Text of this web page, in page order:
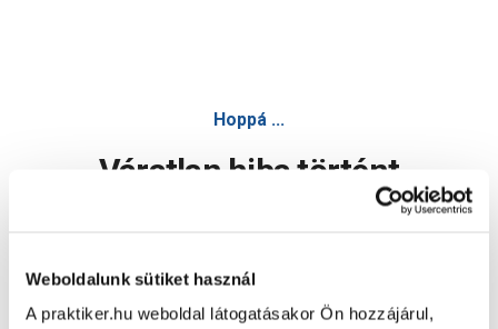
Weboldalunk sütiket használ
A praktiker.hu weboldal látogatásakor Ön hozzájárul,
Hoppá ...
Váratlan hiba történt
Oldal újratöltése